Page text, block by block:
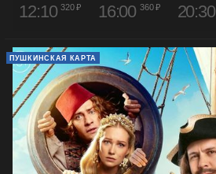
12:10 320 ₽ 16:00 360 ₽ 20:30
ПУШКИНСКАЯ КАРТА